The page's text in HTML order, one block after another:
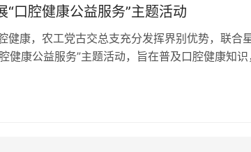
“口腔健康公益服务”主题活动
健康，农工党古交总支充分发挥界别优势，联合
健康公益服务”主题活动，旨在普及口腔健康知识